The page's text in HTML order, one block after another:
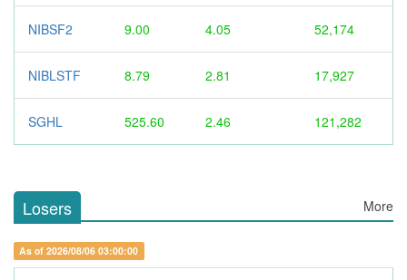
NIBSF2 9.00 4.05 52,174
NIBLSTF 8.79 2.81 17,927
SGHL 525.60 2.46 121,282
Losers More
As of 2026/08/06 03:00:00